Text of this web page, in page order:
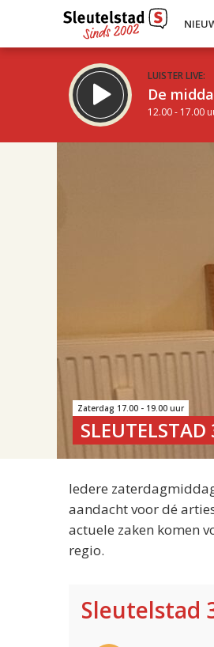
LUISTER LIVE:
De
12.00 - 17.00
Zaterdag 17.00 - 19.00 uur
SLEUTELSTAD
Iedere
aandacht voor dé
actuele zaken komen
regio.
Sleutelstad